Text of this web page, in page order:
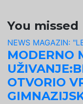
You missed
NEWS MAGAZIN:
MODERNO
OTVORIO